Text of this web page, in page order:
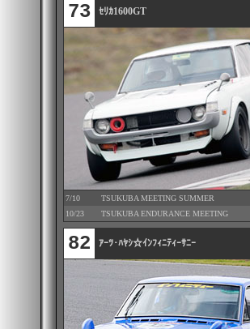
73 ｾﾘｶ1600GT
7/10
TSUKUBA MEETING SUMMER
10/23
TSUKUBA ENDURANCE MEETING
82 ｱｰﾂ･ﾊﾔｼ☆ｲﾝﾌｨﾆﾃｨｰｻﾆｰ